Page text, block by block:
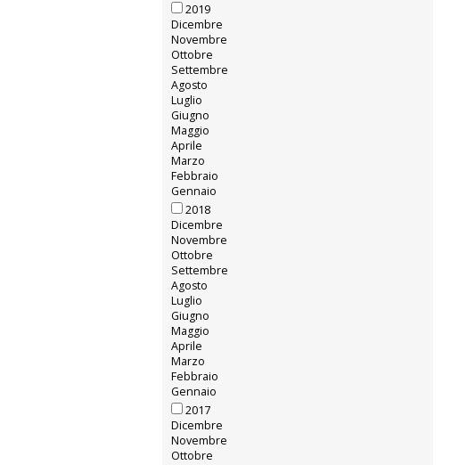
2019
Dicembre
Novembre
Ottobre
Settembre
Agosto
Luglio
Giugno
Maggio
Aprile
Marzo
Febbraio
Gennaio
2018
Dicembre
Novembre
Ottobre
Settembre
Agosto
Luglio
Giugno
Maggio
Aprile
Marzo
Febbraio
Gennaio
2017
Dicembre
Novembre
Ottobre